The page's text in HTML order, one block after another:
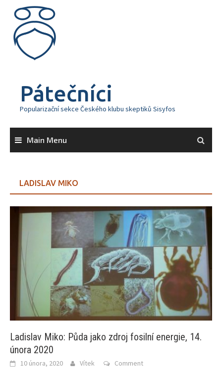
content
Pátečníci
Popularizační sekce Českého klubu skeptiků Sisyfos
Main Menu
LADISLAV MIKO
Ladislav Miko: Půda jako zdroj fosilní energie, 14.
února 2020
10 února, 2020 Vítek Comment